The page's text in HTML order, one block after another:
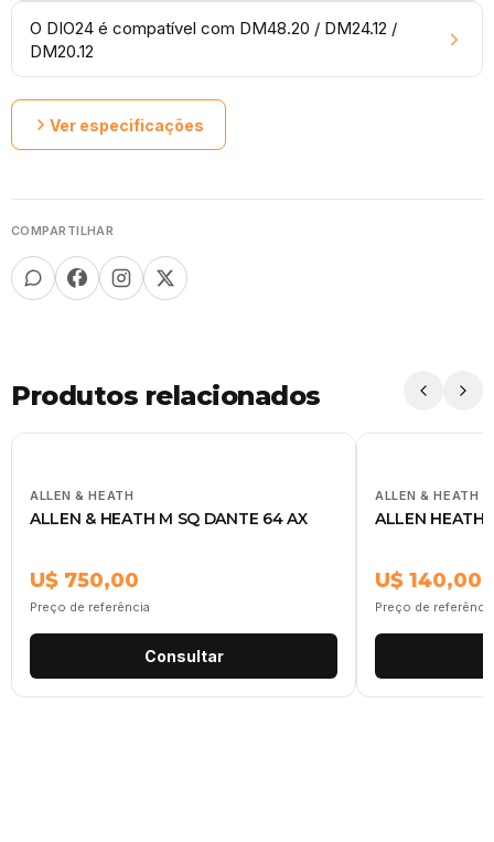
O DIO24 é compatível com DM48.20 / DM24.12 /
DM20.12
Ver especificações
COMPARTILHAR
Produtos relacionados
ALLEN & HEATH
ALLEN & HEATH M SQ DANTE 64 AX
U$ 750,00
Preço de referência
Consultar
ALLEN & HEATH
ALLEN HEATH
U$ 140,00
Preço de referência